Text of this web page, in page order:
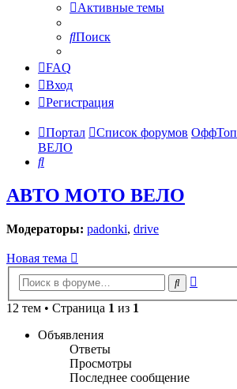
Активные темы
Поиск
FAQ
Вход
Регистрация
Портал Список форумов ОффТоп
ВЕЛО
Поиск
АВТО МОТО ВЕЛО
Модераторы: padonki, drive
Новая тема
Поиск
12 тем • Страница 1 из 1
Объявления
Ответы
Просмотры
Последнее сообщение